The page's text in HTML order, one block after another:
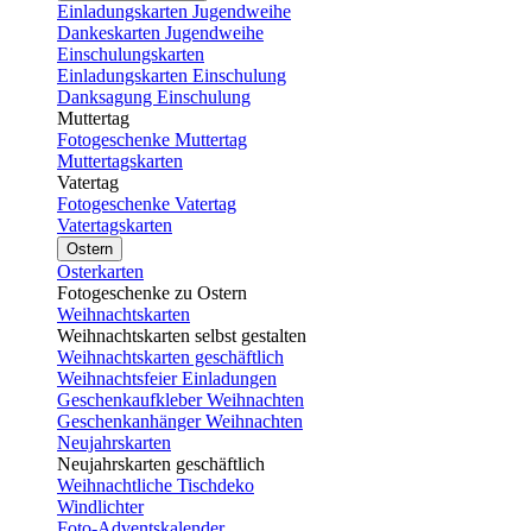
Einladungskarten Jugendweihe
Dankeskarten Jugendweihe
Einschulungskarten
Einladungskarten Einschulung
Danksagung Einschulung
Muttertag
Fotogeschenke Muttertag
Muttertagskarten
Vatertag
Fotogeschenke Vatertag
Vatertagskarten
Ostern
Osterkarten
Fotogeschenke zu Ostern
Weihnachtskarten
Weihnachtskarten selbst gestalten
Weihnachtskarten geschäftlich
Weihnachtsfeier Einladungen
Geschenkaufkleber Weihnachten
Geschenkanhänger Weihnachten
Neujahrskarten
Neujahrskarten geschäftlich
Weihnachtliche Tischdeko
Windlichter